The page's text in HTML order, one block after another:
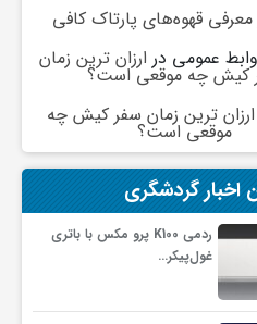
معرفی قهوه‌های پارتاک کافی
عمومی در ارزان ترین زمان
کیش چه موقعی است؟
ارزان ترین زمان سفر کیش چه
موقعی است؟
اخبار گردشگری
ردمی K100 پرو مکس با باتری
غول‌پیکر…